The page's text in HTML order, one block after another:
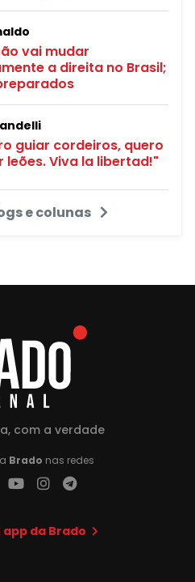
vai mudar
a direita no Brasil;
guiar cordeiros, quero
leões. Viva la libertad!"
e colunas
com a verdade
Brado nas redes
app da Brado